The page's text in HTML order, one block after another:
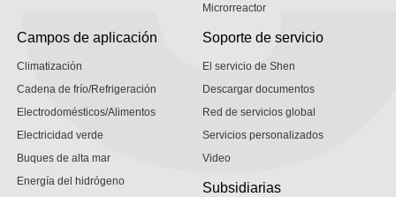
Microrreactor
Campos de aplicación
Climatización
Cadena de frío/Refrigeración
Electrodomésticos/Alimentos
Electricidad verde
Buques de alta mar
Energía del hidrógeno
Soporte de servicio
El servicio de Shen
Descargar documentos
Red de servicios global
Servicios personalizados
Video
Subsidiarias